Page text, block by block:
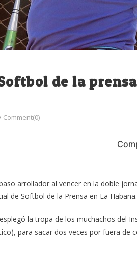
de la
Comment(0)
arrollador al vencer en la doble
de Softbol de la Prensa en La Habana.
la tropa de los muchachos del
para sacar dos veces por fuera de